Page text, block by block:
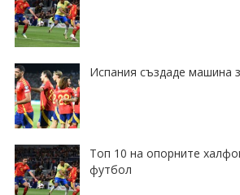
Испания създаде машина
Топ 10 на опорните
футбол